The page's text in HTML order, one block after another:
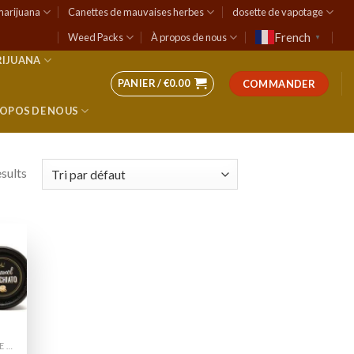
Canettes de mauvaises herbes
dosette de vapotage
Weed Packs
À propos de nous French ▼
DE NOUS
PANIER /€0.00 COMMANDER
to